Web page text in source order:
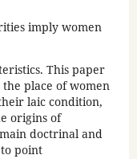
imply women
This paper
place of women
laic condition,
origins of
doctrinal and
point